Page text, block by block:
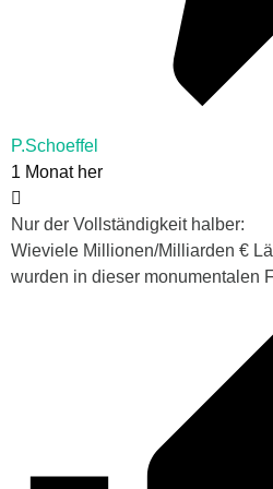
P.Schoeffel
1 Monat her
Nur der Vollständigkeit halber:
Wieviele Millionen/Milliarden €
wurden in dieser monumentalen